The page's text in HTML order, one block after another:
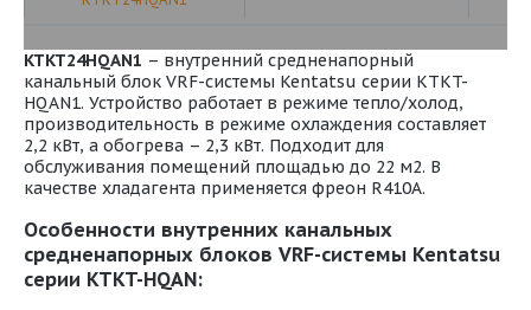
KTKT24HQAN1 – внутренний средненапорный
канальный блок VRF-системы Kentatsu серии KTKT-
HQAN1. Устройство работает в режиме тепло/холод,
производительность в режиме охлаждения составляет
2,2 кВт, а обогрева – 2,3 кВт. Подходит для
обслуживания помещений площадью до 22 м2. В
качестве хладагента применяется фреон R410A.
Особенности внутренних канальных
средненапорных блоков VRF-системы Kentatsu
серии KTKT-HQAN: